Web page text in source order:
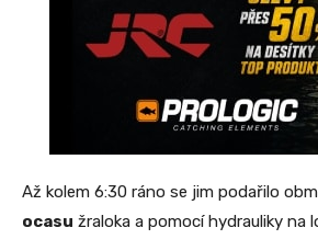
Až kolem 6:30 ráno se jim podařilo
ocasu žraloka a pomocí hydrauliky na